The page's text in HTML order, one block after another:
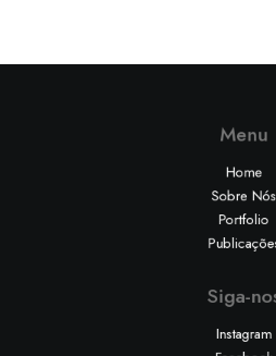
Menu
Home
Sobre Nós
Portfolio
Siga-
Instagram